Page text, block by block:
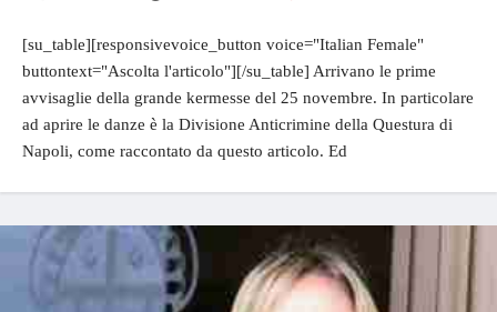
[su_table][responsivevoice_button voice="Italian Female"
buttontext="Ascolta l'articolo"][/su_table] Arrivano le prime
avvisaglie della grande kermesse del 25 novembre. In particolare
ad aprire le danze è la Divisione Anticrimine della Questura di
Napoli, come raccontato da questo articolo. Ed